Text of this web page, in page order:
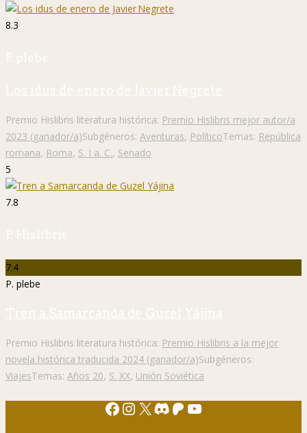
8.3
P. plebe
Los idus de enero de Javier Negrete
Premio Hislibris literatura histórica: Premio Hislibris mejor autor/a
2023 (ganador/a)Subgéneros: Aventuras, PolíticoTemas: República
romana, Roma, S. I a. C., Senado
5
7.8
P. Hislibris
7.4
P. plebe
Tren a Samarcanda de Guzel Yájina
Premio Hislibris literatura histórica: Premio Hislibris a la mejor
novela histórica traducida 2024 (ganador/a)Subgéneros:
ViajesTemas: Años 20, S. XX, Unión Soviética
Facebook
Instagram
X Discord
Patreon
YouTube